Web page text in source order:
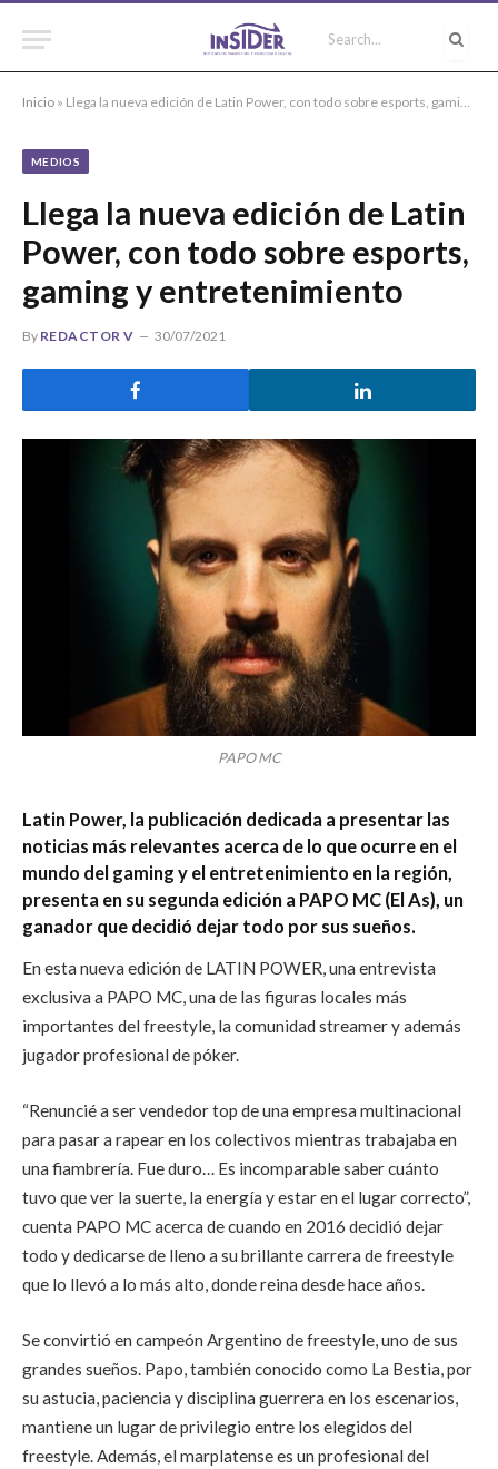
Inicio » Llega la nueva edición de Latin Power, con todo sobre esports, gaming y entretenimiento
MEDIOS
Llega la nueva edición de Latin
Power, con todo sobre esports,
gaming y entretenimiento
By REDACTOR V 30/07/2021
PAPO MC
Latin Power, la publicación dedicada a presentar las
noticias más relevantes acerca de lo que ocurre en el
mundo del gaming y el entretenimiento en la región,
presenta en su segunda edición a PAPO MC (El As), un
ganador que decidió dejar todo por sus sueños.
En esta nueva edición de LATIN POWER, una entrevista
exclusiva a PAPO MC, una de las figuras locales más
importantes del freestyle, la comunidad streamer y además
jugador profesional de póker.
“Renuncié a ser vendedor top de una empresa multinacional
para pasar a rapear en los colectivos mientras trabajaba en
una fiambrería. Fue duro… Es incomparable saber cuánto
tuvo que ver la suerte, la energía y estar en el lugar correcto”,
cuenta PAPO MC acerca de cuando en 2016 decidió dejar
todo y dedicarse de lleno a su brillante carrera de freestyle
que lo llevó a lo más alto, donde reina desde hace años.
Se convirtió en campeón Argentino de freestyle, uno de sus
grandes sueños. Papo, también conocido como La Bestia, por
su astucia, paciencia y disciplina guerrera en los escenarios,
mantiene un lugar de privilegio entre los elegidos del
freestyle. Además, el marplatense es un profesional del